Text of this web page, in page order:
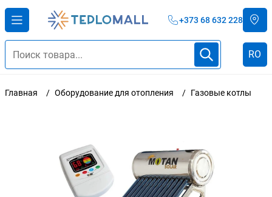
+373 68 632 228
RO
Главная Оборудование для отопления Газовые котлы